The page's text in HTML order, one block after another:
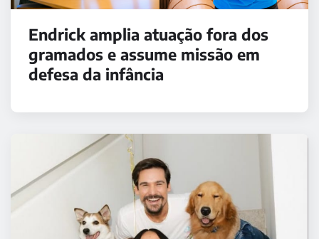
Endrick amplia atuação fora dos
gramados e assume missão em
defesa da infância